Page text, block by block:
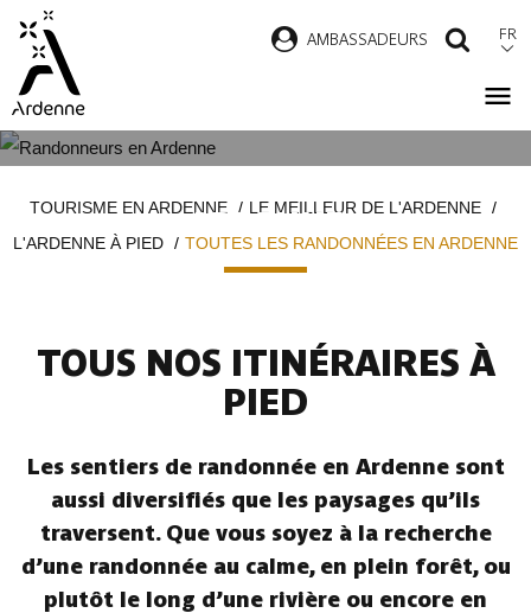
contenu
principal
AMBASSADEURS FR
ARDENNE
d'ArianeTOURISME EN ARDENNE
LE MEILLEUR DE L'ARDENNE
L'ARDENNE À PIED
TOUTES LES RANDONNÉES EN ARDENNE
TOUS NOS ITINÉRAIRES À
PIED
Les sentiers de randonnée en Ardenne sont
aussi diversifiés que les paysages qu’ils
traversent. Que vous soyez à la recherche
d’une randonnée au calme, en plein forêt, ou
plutôt le long d’une rivière ou encore en